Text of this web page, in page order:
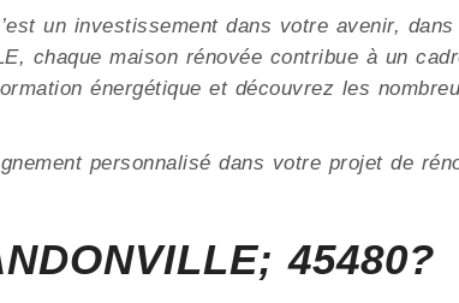
un investissement dans votre avenir,
chaque maison rénovée contribue à un
énergétique et découvrez les
personnalisé dans votre projet de
45480?